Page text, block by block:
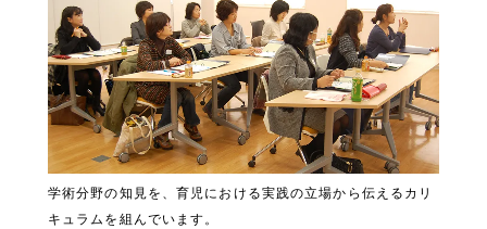
学術分野の知見を、育児における実践の立場から伝えるカリ
キュラムを組んでいます。